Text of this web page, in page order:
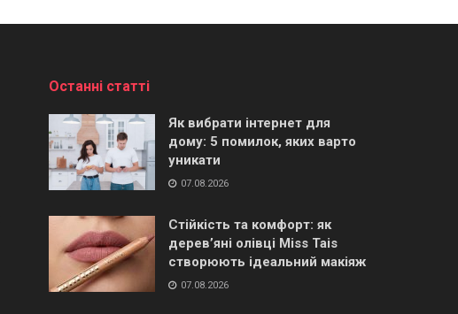
Останні статті
Як вибрати інтернет для
дому: 5 помилок, яких варто
уникати
07.08.2026
Стійкість та комфорт: як
дерев’яні олівці Miss Tais
створюють ідеальний макіяж
07.08.2026